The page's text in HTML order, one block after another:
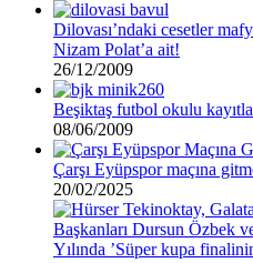
Dilovası’ndaki cesetler
Nizam Polat’a ait!
26/12/2009
Beşiktaş futbol okulu
08/06/2009
Çarşı Eyüpspor maçına
20/02/2025